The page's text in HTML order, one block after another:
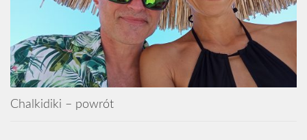
Chalkidiki – powrót